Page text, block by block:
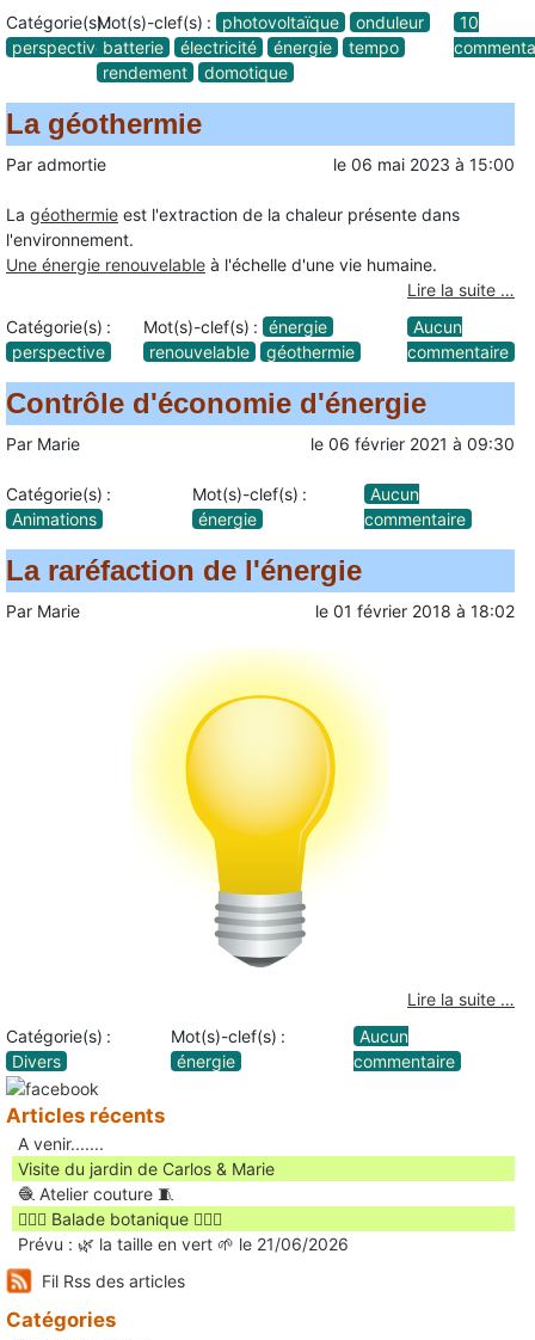
Catégorie(s) :
perspective
Mot(s)-clef(s) : photovoltaïque
onduleur
batterie
électricité énergie
tempo
rendement
domotique
10
La géothermie
Par admortie le 06 mai 2023 à 15:00
La géothermie est l'extraction de la chaleur présente dans
l'environnement.
Une énergie renouvelable à l'échelle d'une vie humaine.
Lire la suite …
Catégorie(s) :
perspective
Mot(s)-clef(s) : énergie
renouvelable
géothermie
Aucun
commentaire
Contrôle d'économie d'énergie
Par Marie le 06 février 2021 à 09:30
Catégorie(s) :
Animations
Mot(s)-clef(s) :
énergie
Aucun
commentaire
La raréfaction de l'énergie
Par Marie le 01 février 2018 à 18:02
Lire la suite …
Catégorie(s) :
Divers
Mot(s)-clef(s) :
énergie
Aucun
commentaire
Articles récents
A venir.......
Visite du jardin de Carlos & Marie
🧶 Atelier couture 🧵
🚶🏻‍♀️ Balade botanique 🚶🏻‍♂️
Prévu : 🌿 la taille en vert 🌱 le 21/06/2026
Fil Rss des articles
Catégories